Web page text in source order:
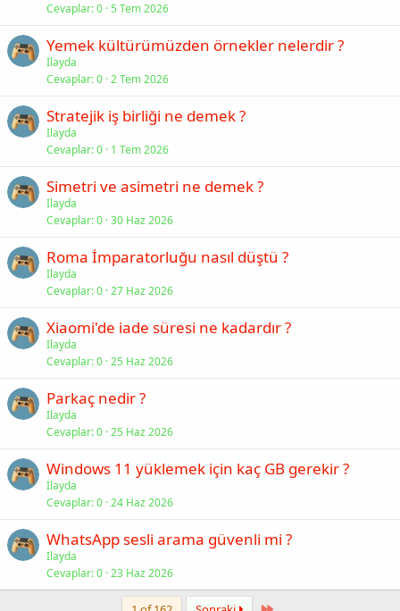
Cevaplar 0 5 Tem 2026
Yemek kültürümüzden örnekler nelerdir ?
Ilayda
Cevaplar 0 2 Tem 2026
Stratejik iş birliği ne demek ?
Ilayda
Cevaplar 0 1 Tem 2026
Simetri ve asimetri ne demek ?
Ilayda
Cevaplar 0 30 Haz 2026
Roma İmparatorluğu nasıl düştü ?
Ilayda
Cevaplar 0 27 Haz 2026
Xiaomi'de iade süresi ne kadardır ?
Ilayda
Cevaplar 0 25 Haz 2026
Parkaç nedir ?
Ilayda
Cevaplar 0 25 Haz 2026
Windows 11 yüklemek için kaç GB gerekir ?
Ilayda
Cevaplar 0 24 Haz 2026
WhatsApp sesli arama güvenli mi ?
Ilayda
Cevaplar 0 23 Haz 2026